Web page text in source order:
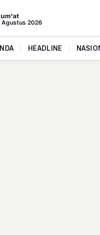
Agustus 2026
HEADLINE